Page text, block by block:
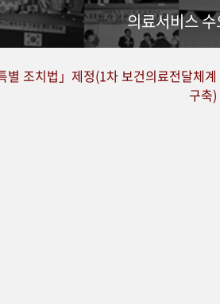
의료서비스
조치법」제정(1차 보건의료전달체계
구축)